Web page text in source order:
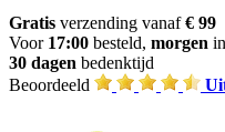
Gratis verzending vanaf€ 99
Voor 17:00 besteld, morgen
30 dagen bedenktijd
Beoordeeld